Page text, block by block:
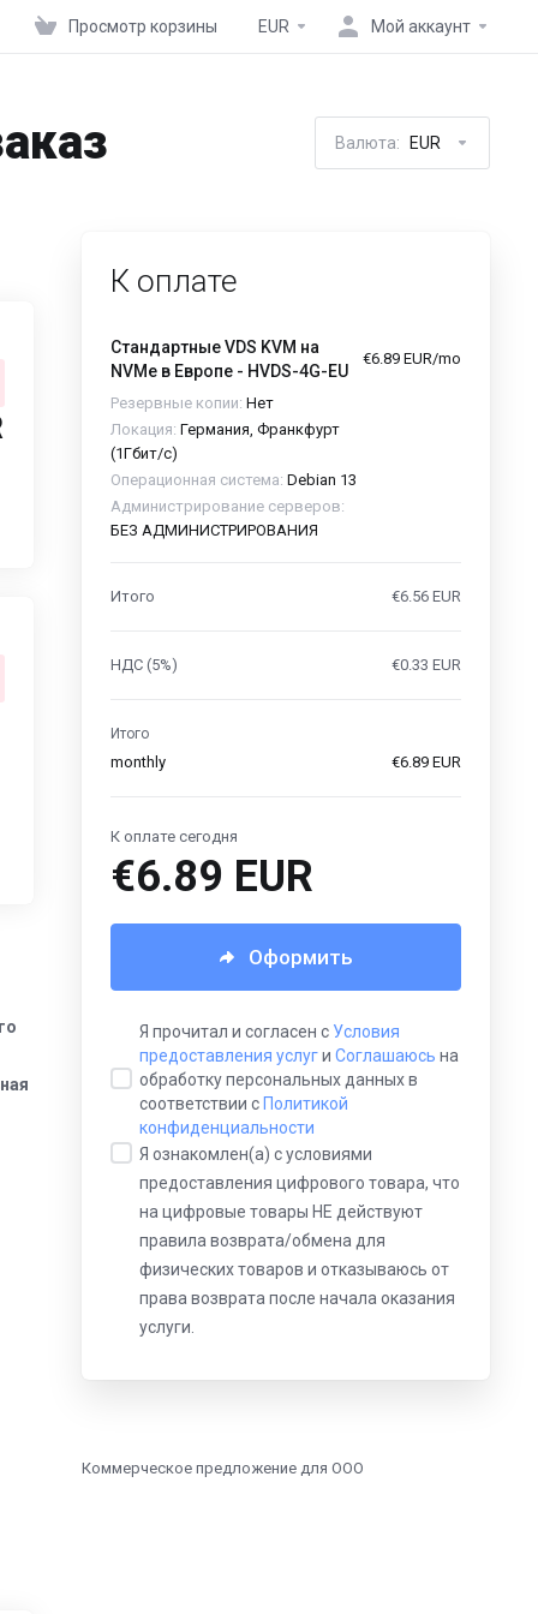
Просмотр корзины EUR Мой аккаунт
Валюта: EUR
К оплате
Стандартные VDS KVM на
NVMe в Европе - HVDS-4G-EU
€6.89 EUR/mo
Резервные копии: Нет
Локация: Германия, Франкфурт
(1Гбит/с)
Операционная система: Debian 13
Администрирование серверов:
БЕЗ АДМИНИСТРИРОВАНИЯ
Итого €6.56 EUR
НДС (5%) €0.33 EUR
Итого
monthly €6.89 EUR
К оплате сегодня
€6.89 EUR
Оформить
Я прочитал и согласен с Условия
предоставления услуги Соглашаюсь на
обработку персональных данных в
соответствии с Политикой
конфиденциальности
Я ознакомлен(а) с условиями
предоставления цифрового товара, что
на цифровые товары НЕ действуют
правила возврата/обмена для
физических товаров и отказываюсь от
права возврата после начала оказания
услуги.
Коммерческое предложение для ООО